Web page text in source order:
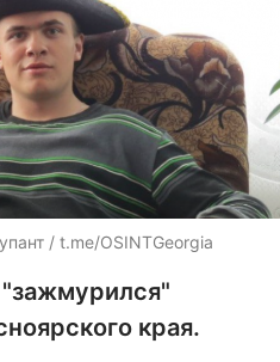
/ t.me/OSINTGeorgia
"зажмурился"
края.